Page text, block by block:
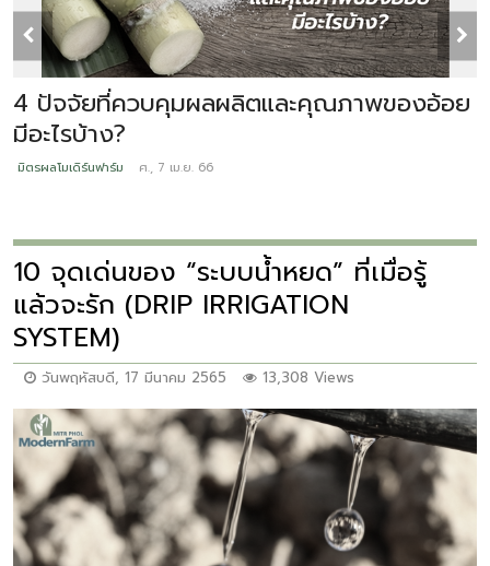
4 ปัจจัยที่ควบคุมผลผลิตและคุณภาพของอ้อย
มีอะไรบ้าง?
มิตรผลโมเดิร์นฟาร์ม ศ., 7 เม.ย. 66
10 จุดเด่นของ “ระบบน้ำหยด” ที่เมื่อรู้
แล้วจะรัก (DRIP IRRIGATION
SYSTEM)
วันพฤหัสบดี, 17 มีนาคม 2565 13,308 Views